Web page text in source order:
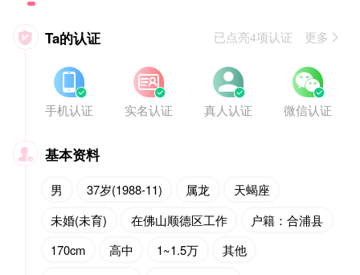
 Ta的认证 已点亮4项认证 更多


手机认证


实名认证


真人认证


微信认证
 基本资料
男 37岁(1988-11) 属龙
天蝎座
未婚(未育)
在佛山顺德区工作
户籍：合浦县
170cm
高中 1~1.5万
其他